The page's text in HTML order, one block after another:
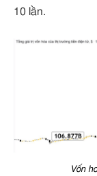
10 lần.
Vốn